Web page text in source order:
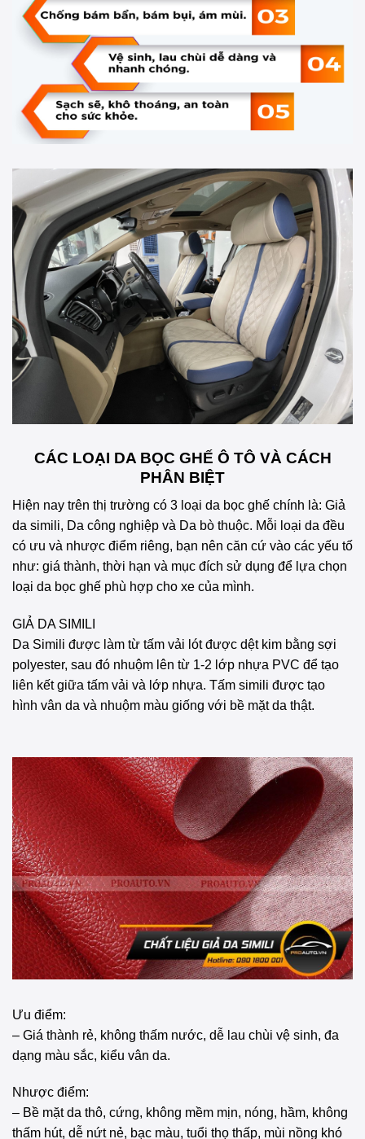
CÁC LOẠI DA BỌC GHẾ Ô TÔ VÀ CÁCH
PHÂN BIỆT
Hiện nay trên thị trường có 3 loại da bọc ghế chính là: Giả
da simili, Da công nghiệp và Da bò thuộc. Mỗi loại da đều
có ưu và nhược điểm riêng, bạn nên căn cứ vào các yếu tố
như: giá thành, thời hạn và mục đích sử dụng để lựa chọn
loại da bọc ghế phù hợp cho xe của mình.
GIẢ DA SIMILI
Da Simili được làm từ tấm vải lót được dệt kim bằng sợi
polyester, sau đó nhuộm lên từ 1-2 lớp nhựa PVC để tạo
liên kết giữa tấm vải và lớp nhựa. Tấm simili được tạo
hình vân da và nhuộm màu giống với bề mặt da thật.
Ưu điểm:
– Giá thành rẻ, không thấm nước, dễ lau chùi vệ sinh, đa
dạng màu sắc, kiểu vân da.
Nhược điểm:
– Bề mặt da thô, cứng, không mềm mịn, nóng, hầm, không
thấm hút, dễ nứt nẻ, bạc màu, tuổi thọ thấp, mùi nồng khó